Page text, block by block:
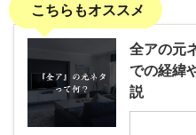
こちらもオススメ
全アの元
での経緯
説